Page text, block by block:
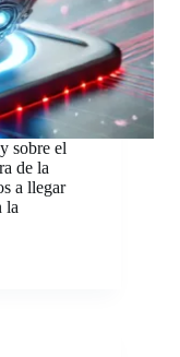
sobre el
de la
a llegar
la